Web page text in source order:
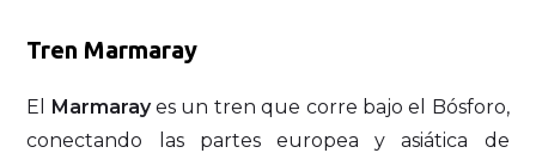
Tren Marmaray
El Marmarayes un tren que corre bajo el Bósforo,
conectando las partes europea y asiática de